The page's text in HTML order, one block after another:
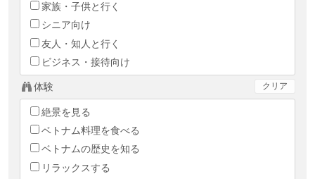
家族・子供と行く
シニア向け
友人・知人と行く
ビジネス・接待向け
体験 クリア
絶景を見る
ベトナム料理を食べる
ベトナムの歴史を知る
リラックスする